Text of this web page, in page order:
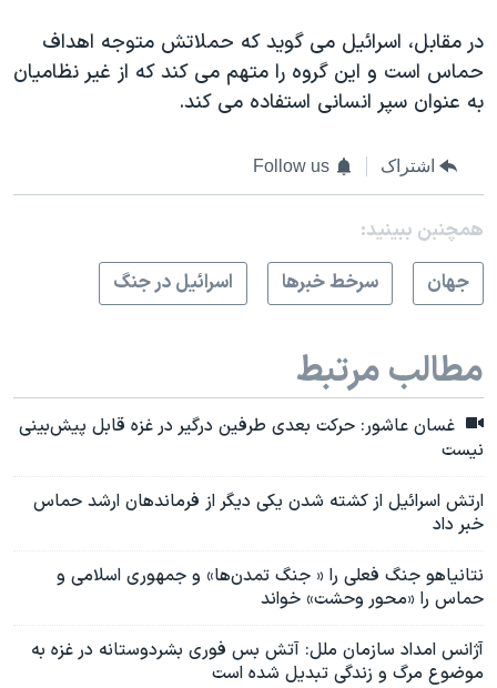
در مقابل، اسرائیل می گوید که حملاتش متوجه اهداف
حماس است و این گروه را متهم می کند که از غیر نظامیان
به عنوان سپر انسانی استفاده می کند.
اشتراک Follow us
همچنبن ببینید:
جهان
سرخط خبرها اسرائیل در جنگ
مطالب مرتبط
غسان عاشور: حرکت بعدی طرفین درگیر در غزه قابل پیش‌بینی
نیست
ارتش اسرائیل از کشته شدن یکی دیگر از فرماندهان ارشد حماس
خبر داد
نتانیاهو جنگ فعلی را « جنگ تمدن‌ها» و جمهوری اسلامی و
حماس را «محور وحشت» خواند
آژانس امداد سازمان ملل: آتش بس فوری بشردوستانه در غزه به
موضوع مرگ و زندگی تبدیل شده است